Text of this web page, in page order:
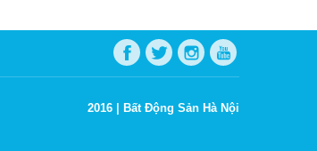
2016 | Bất Động Sản Hà Nội